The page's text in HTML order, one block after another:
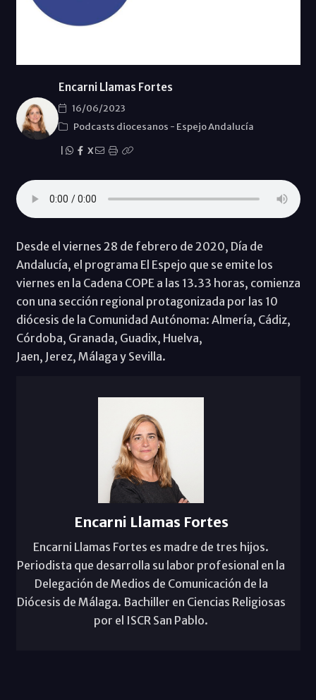
Encarni Llamas Fortes
16/06/2023
Podcasts diocesanos - Espejo Andalucía
X
Desde el viernes 28 de febrero de 2020, Día de
Andalucía, el programa El Espejo que se emite los
viernes en la Cadena COPE a las 13.33 horas, comienza
con una sección regional protagonizada por las 10
diócesis de la Comunidad Autónoma: Almería, Cádiz,
Córdoba, Granada, Guadix, Huelva,
Jaen, Jerez, Málaga y Sevilla.
Encarni Llamas Fortes
Encarni Llamas Fortes es madre de tres hijos.
Periodista que desarrolla su labor profesional en la
Delegación de Medios de Comunicación de la
Diócesis de Málaga. Bachiller en Ciencias Religiosas
por el ISCR San Pablo.